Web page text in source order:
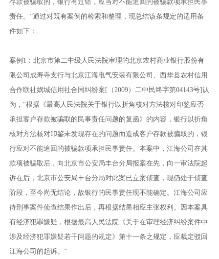
存款被骗取的，银行有过错，应当对不能追回的被骗款项承担民事
责任。”通过对既有案例的检索和整理，现总结该条规定的适用条
件如下：
案例1：北京市第二中级人民法院审理的北京农村商业银行股份有
限公司成寿寺支行与北京江海电气安装有限公司、西华县农村信用
合作联社娲城信用社合同纠纷案[（2009）二中民终字第04143号]认
为，“根据《最高人民法院关于银行以折角核对方法核对印鉴应否
承担客户存款被骗取的民事责任问题的复函》的内容，银行以折角
核对方法核对印鉴未发现存在的问题而造成客户存款被骗取的，银
行应对不能追回的被骗款项承担民事责任。本案中，江海公司在其
款项被骗取后，向北京市公安局丰台分局报案在先，向一审法院起
诉在后，北京市公安局丰台分局对此案已立案侦查，现仍处于侦查
阶段，至今尚无结论，故银行的民事责任现不能确定。江海公司应
待刑事案件侦查结果作出后，再根据结果相应主张权利。因本案具
有经济犯罪嫌疑，根据最高人民法院《关于在审理经济纠纷案件中
涉及经济犯罪嫌疑若干问题的规定》第十一条之规定，应裁定驳回
江海公司的起诉。”